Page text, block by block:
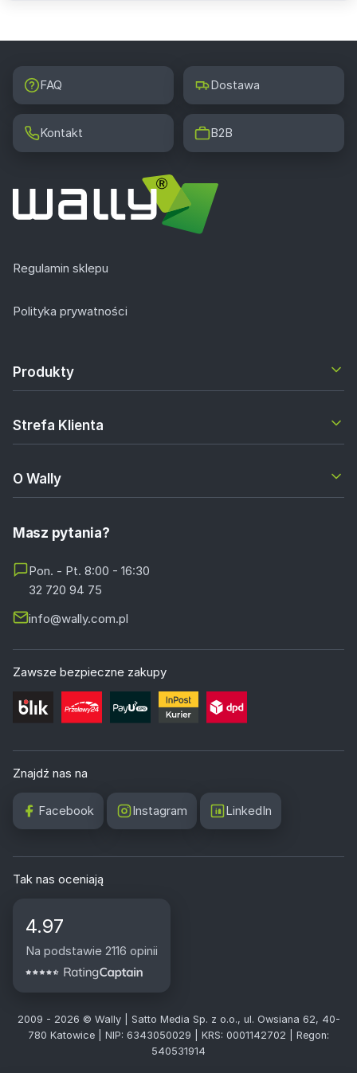
FAQ Dostawa
Kontakt B2B
Regulamin sklepu
Polityka prywatności
Produkty
Strefa Klienta
O Wally
Masz pytania?
Pon. - Pt. 8:00 - 16:30
32 720 94 75
info@wally.com.pl
Zawsze bezpieczne zakupy
Znajdź nas na
Facebook Instagram LinkedIn
Tak nas oceniają
4.97
Na podstawie 2116 opinii
2009 - 2026 © Wally | Satto Media Sp. z o.o., ul. Owsiana 62, 40-
780 Katowice | NIP: 6343050029 | KRS: 0001142702 | Regon:
540531914